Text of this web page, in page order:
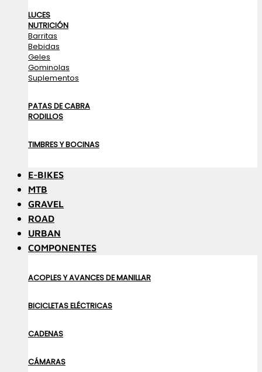
LUCES
NUTRICIÓN
Barritas
Bebidas
Geles
Gominolas
Suplementos
PATAS DE CABRA
RODILLOS
TIMBRES Y BOCINAS
E-BIKES
MTB
GRAVEL
ROAD
URBAN
COMPONENTES
ACOPLES Y AVANCES DE MANILLAR
BICICLETAS ELÉCTRICAS
CADENAS
CÁMARAS